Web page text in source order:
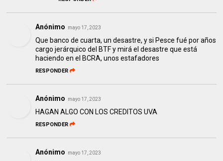
Anónimo mayo 17, 2023
Que banco de cuarta, un desastre, y si Pesce fué por años
cargo jerárquico del BTF y mirá el desastre que está
haciendo en el BCRA, unos estafadores
RESPONDER
Anónimo mayo 17, 2023
HAGAN ALGO CON LOS CREDITOS UVA
RESPONDER
Anónimo mayo 17, 2023